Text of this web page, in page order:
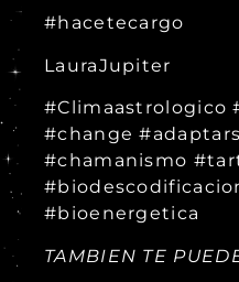
#hacetecargo
LauraJupiter
#Climaastrologico
#change
#chamanismo
#bioenergetica
TAMBIEN TE